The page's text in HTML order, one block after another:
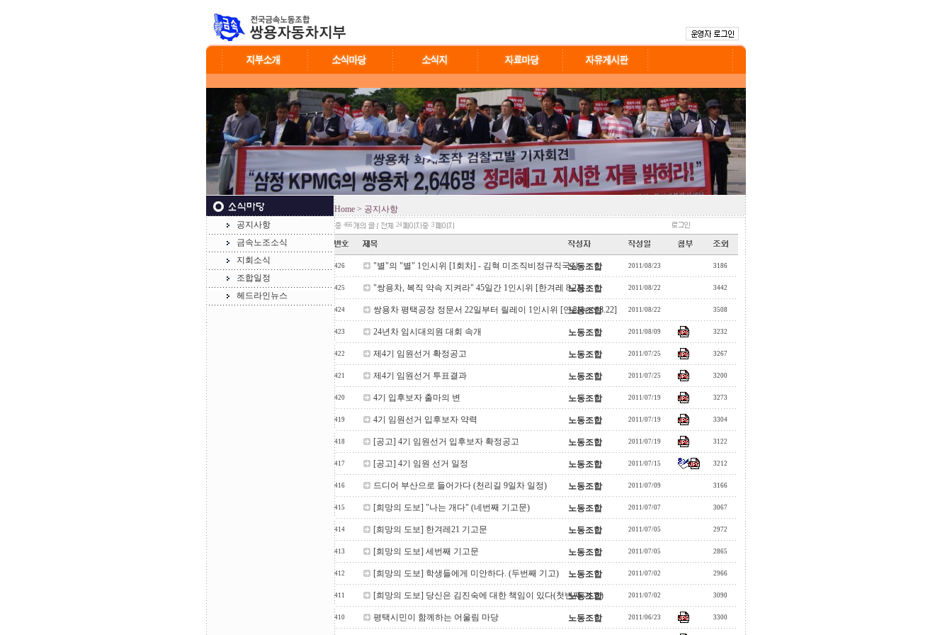
공지사항
금속노조소식
지회소식
조합일정
헤드라인뉴스
Home > 공지사항
466 24 3
426 "별"의 "별" 1인시위 [1회차] - 김혁 미조직비정규직국장노동조합 2011/08/23 3186
425 "쌍용차, 복직 약속 지켜라" 45일간 1인시위 [한겨레 8.22]노동조합 2011/08/22 3442
424 쌍용차 평택공장 정문서 22일부터 릴레이 1인시위 [연합뉴스 8.22]
노동조합 2011/08/22 3508
423 24년차 임시대의원 대회 속개 노동조합 2011/08/09 3232
422 제4기 임원선거 확정공고 노동조합 2011/07/25 3267
421 제4기 임원선거 투표결과 노동조합 2011/07/25 3200
420 4기 입후보자 출마의 변 노동조합 2011/07/19 3273
419 4기 임원선거 입후보자 약력 노동조합 2011/07/19 3304
418 [공고] 4기 임원선거 입후보자 확정공고 노동조합 2011/07/19 3122
417 [공고] 4기 임원 선거 일정 노동조합 2011/07/15 3212
416 드디어 부산으로 들어가다 (천리길 9일차 일정) 노동조합 2011/07/09 3166
415 [희망의 도보] "나는 개다" (네번째 기고문) 노동조합 2011/07/07 3067
414 [희망의 도보] 한겨레21 기고문 노동조합 2011/07/05 2972
413 [희망의 도보] 세번째 기고문 노동조합 2011/07/05 2865
412 [희망의 도보] 학생들에게 미안하다. (두번째 기고) 노동조합 2011/07/02 2966
411 [희망의 도보] 당신은 김진숙에 대한 책임이 있다(첫번째 기고)
노동조합 2011/07/02 3090
410 평택시민이 함께하는 어울림 마당 노동조합 2011/06/23 3300